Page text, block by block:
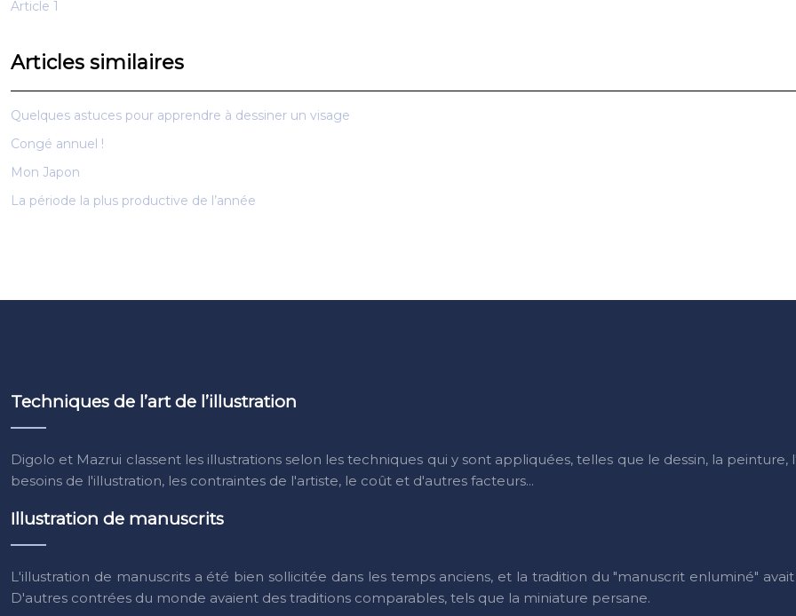
Article 1
Articles similaires
Quelques astuces pour apprendre à dessiner un visage
Congé annuel !
Mon Japon
La période la plus productive de l’année
Techniques de l’art de l’illustration
Digolo et Mazrui classent les illustrations selon les techniques qui y sont appliquées, telles que le dessin, la
besoins de l'illustration, les contraintes de l'artiste, le coût et d'autres facteurs...
Illustration de manuscrits
L'illustration de manuscrits a été bien sollicitée dans les temps anciens, et la tradition du "manuscrit enluminé"
D'autres contrées du monde avaient des traditions comparables, tels que la miniature persane.